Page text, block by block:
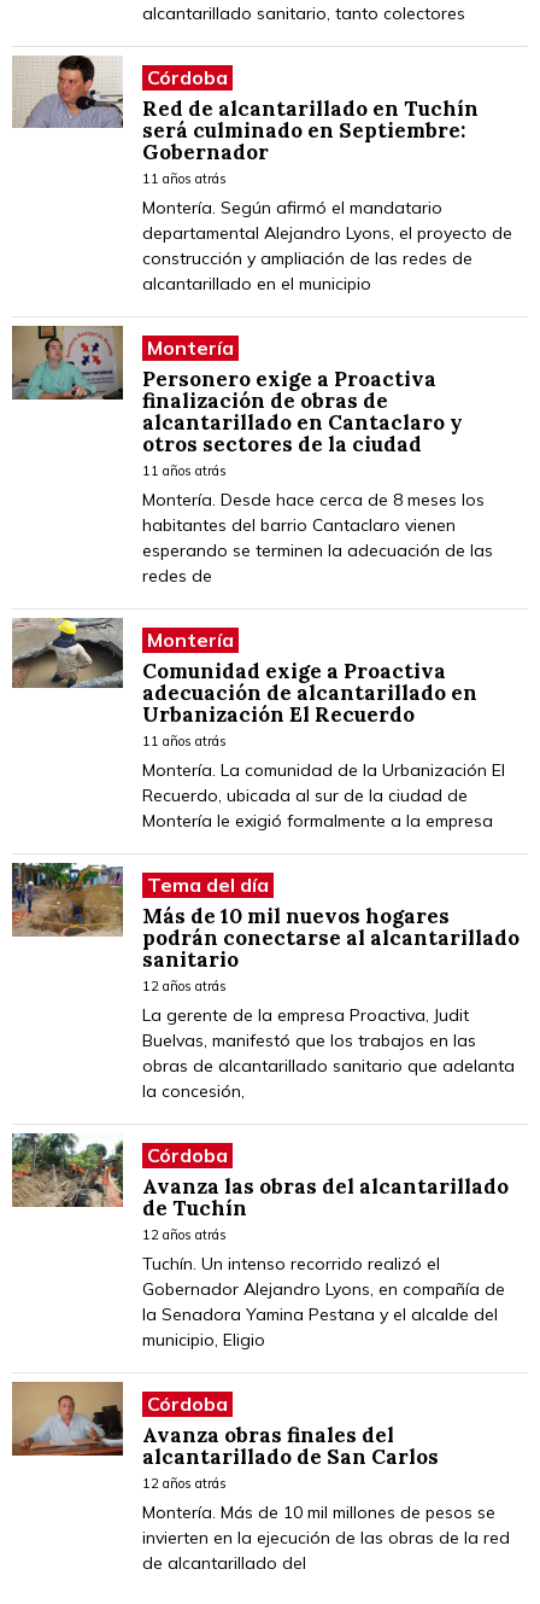
alcantarillado sanitario, tanto colectores
Córdoba
Red de alcantarillado en Tuchín
será culminado en Septiembre:
Gobernador
11 años atrás
Montería. Según afirmó el mandatario
departamental Alejandro Lyons, el proyecto de
construcción y ampliación de las redes de
alcantarillado en el municipio
Montería
Personero exige a Proactiva
finalización de obras de
alcantarillado en Cantaclaro y
otros sectores de la ciudad
11 años atrás
Montería. Desde hace cerca de 8 meses los
habitantes del barrio Cantaclaro vienen
esperando se terminen la adecuación de las
redes de
Montería
Comunidad exige a Proactiva
adecuación de alcantarillado en
Urbanización El Recuerdo
11 años atrás
Montería. La comunidad de la Urbanización El
Recuerdo, ubicada al sur de la ciudad de
Montería le exigió formalmente a la empresa
Tema del día
Más de 10 mil nuevos hogares
podrán conectarse al alcantarillado
sanitario
12 años atrás
La gerente de la empresa Proactiva, Judit
Buelvas, manifestó que los trabajos en las
obras de alcantarillado sanitario que adelanta
la concesión,
Córdoba
Avanza las obras del alcantarillado
de Tuchín
12 años atrás
Tuchín. Un intenso recorrido realizó el
Gobernador Alejandro Lyons, en compañía de
la Senadora Yamina Pestana y el alcalde del
municipio, Eligio
Córdoba
Avanza obras finales del
alcantarillado de San Carlos
12 años atrás
Montería. Más de 10 mil millones de pesos se
invierten en la ejecución de las obras de la red
de alcantarillado del